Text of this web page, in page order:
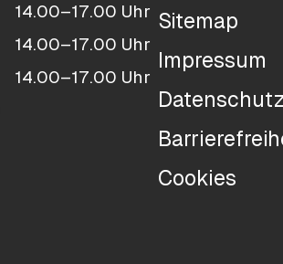
14.00–17.00 Uhr
14.00–17.00 Uhr
14.00–17.00 Uhr
Sitemap
Impressum
Datenschutz
Cookies